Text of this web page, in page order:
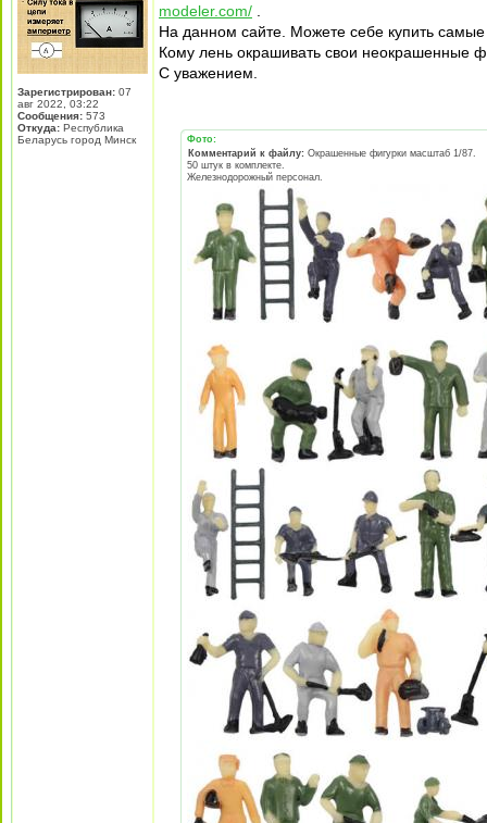
Зарегистрирован: 07
авг 2022, 03:22
Сообщения: 573
Откуда: Республика
Беларусь город Минск
modeler.com/
На данном сайте. Можете себе купить
Кому лень окрашивать свои неокрашенные
С уважением.
Фото:
Комментарий к файлу: Окрашенные фигурки масштаб 1/87.
50 штук в комплекте.
Железнодорожный персонал.